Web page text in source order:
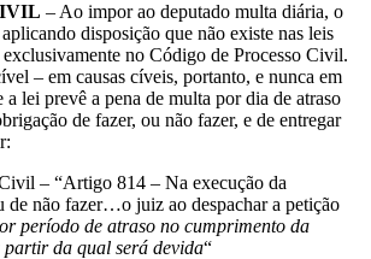
– Ao impor ao deputado multa diária, o
disposição que não existe nas leis
exclusivamente no Código de Processo Civil.
– em causas cíveis, portanto, e nunca em
a lei prevê a pena de multa por dia de atraso
de fazer, ou não fazer, e de entregar
– “Artigo 814 – Na execução da
de não fazer…o juiz ao despachar a petição
período de atraso no cumprimento da
da qual será devida“